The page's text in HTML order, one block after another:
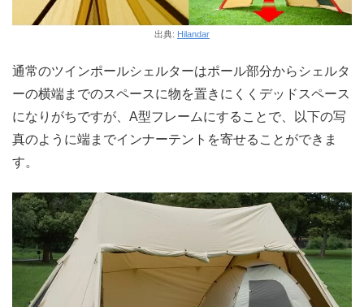
出典: Hilandar
通常のツインポールシェルターはポール部分からシェルタ
ーの横端までのスペースに物を置きにくくデッドスペース
になりがちですが、A型フレームにすることで、以下の写
真のように端までインナーテントを寄せることができま
す。